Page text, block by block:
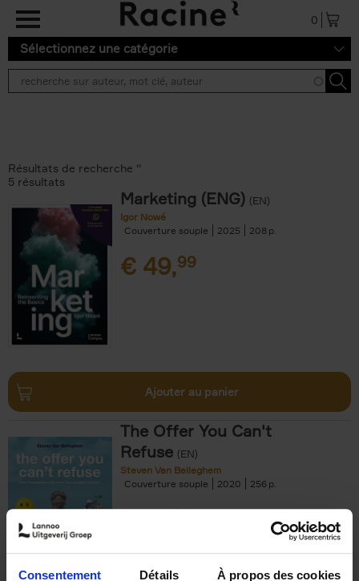
Consentement Détails À propos des cookies
Aller au contenu principal
0
Sélectionnez une catégorie
Résultats de recherche ''
5 résultats
Marketing (ENG) (EN)
Igor Nowé
Couverture souple
2025 208
€ 49,99
Ajouter au panier
The Offer You Can't
Refuse (EN)
Steven Van Belleghem
Couverture souple
2020 256
€37,50